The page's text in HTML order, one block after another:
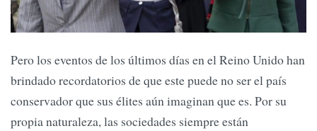
Pero los eventos de los últimos días en el Reino Unido han
brindado recordatorios de que este puede no ser el país
conservador que sus élites aún imaginan que es. Por su
propia naturaleza, las sociedades siempre están